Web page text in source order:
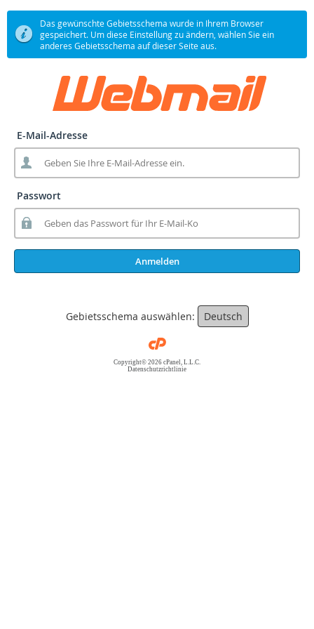
Das gewünschte Gebietsschema wurde in Ihrem Browser
gespeichert. Um diese Einstellung zu ändern, wählen Sie ein
anderes Gebietsschema auf dieser Seite aus.
E-Mail-Adresse
Passwort
Anmelden
Gebietsschema auswählen: Deutsch
Copyright© 2026 cPanel, L.L.C.
Datenschutzrichtlinie